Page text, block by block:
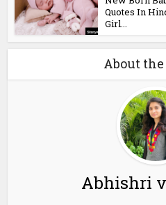
Quotes In
Girl...
About
Abhishri